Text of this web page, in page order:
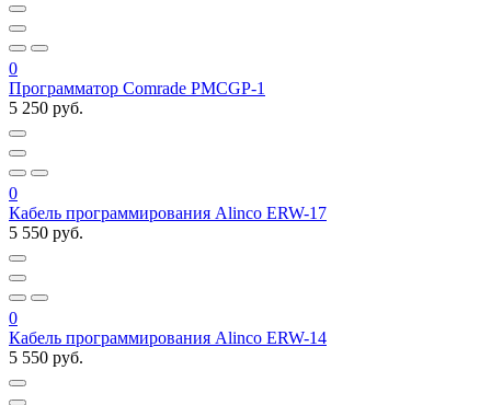
0
Программатор Comrade PMCGP-1
5 250 руб.
0
Кабель программирования Alinco ERW-17
5 550 руб.
0
Кабель программирования Alinco ERW-14
5 550 руб.